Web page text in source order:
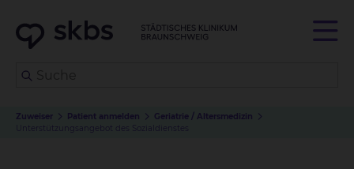
Zuweiser Patient anmelden
Geriatrie / Altersmedizin
Unterstützungsangebot des Sozialdienstes